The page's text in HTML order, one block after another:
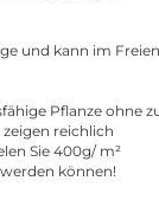
und kann im Freien
Pflanze ohne
reichlich
Sie 400g/ m²
können!